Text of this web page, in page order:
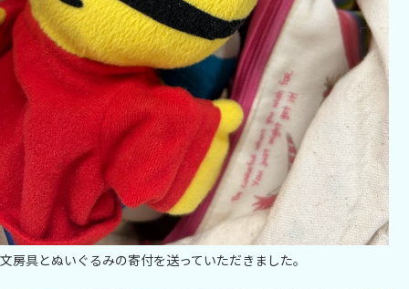
文房具とぬいぐるみの寄付を送っていただきました。